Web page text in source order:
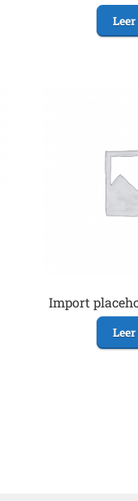
Import